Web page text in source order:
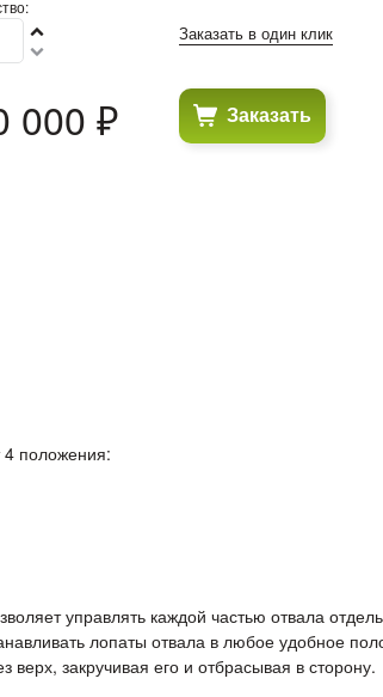
000 ₽
Заказать в один клик
Заказать
4 положения:
управлять каждой частью отвала
лопаты отвала в любое удобное
закручивая его и отбрасывая в сторону.